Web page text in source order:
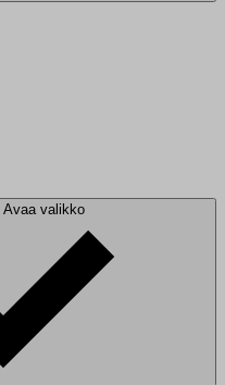
Avaa valikko